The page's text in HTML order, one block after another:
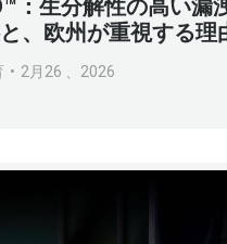
：生分解性の高い漏
、欧州が重視する理
2月26 、2026